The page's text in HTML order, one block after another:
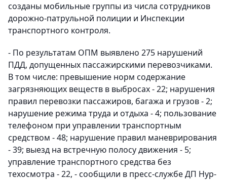
созданы мобильные группы из числа сотрудников
дорожно-патрульной полиции и Инспекции
транспортного контроля.
- По результатам ОПМ выявлено 275 нарушений
ПДД, допущенных пассажирскими перевозчиками.
В том числе: превышение норм содержание
загрязняющих веществ в выбросах - 22; нарушения
правил перевозки пассажиров, багажа и грузов - 2;
нарушение режима труда и отдыха - 4; пользование
телефоном при управлении транспортным
средством - 48; нарушение правил маневрирования
- 39; выезд на встречную полосу движения - 5;
управление транспортного средства без
техосмотра - 22, - сообщили в пресс-службе ДП Нур-